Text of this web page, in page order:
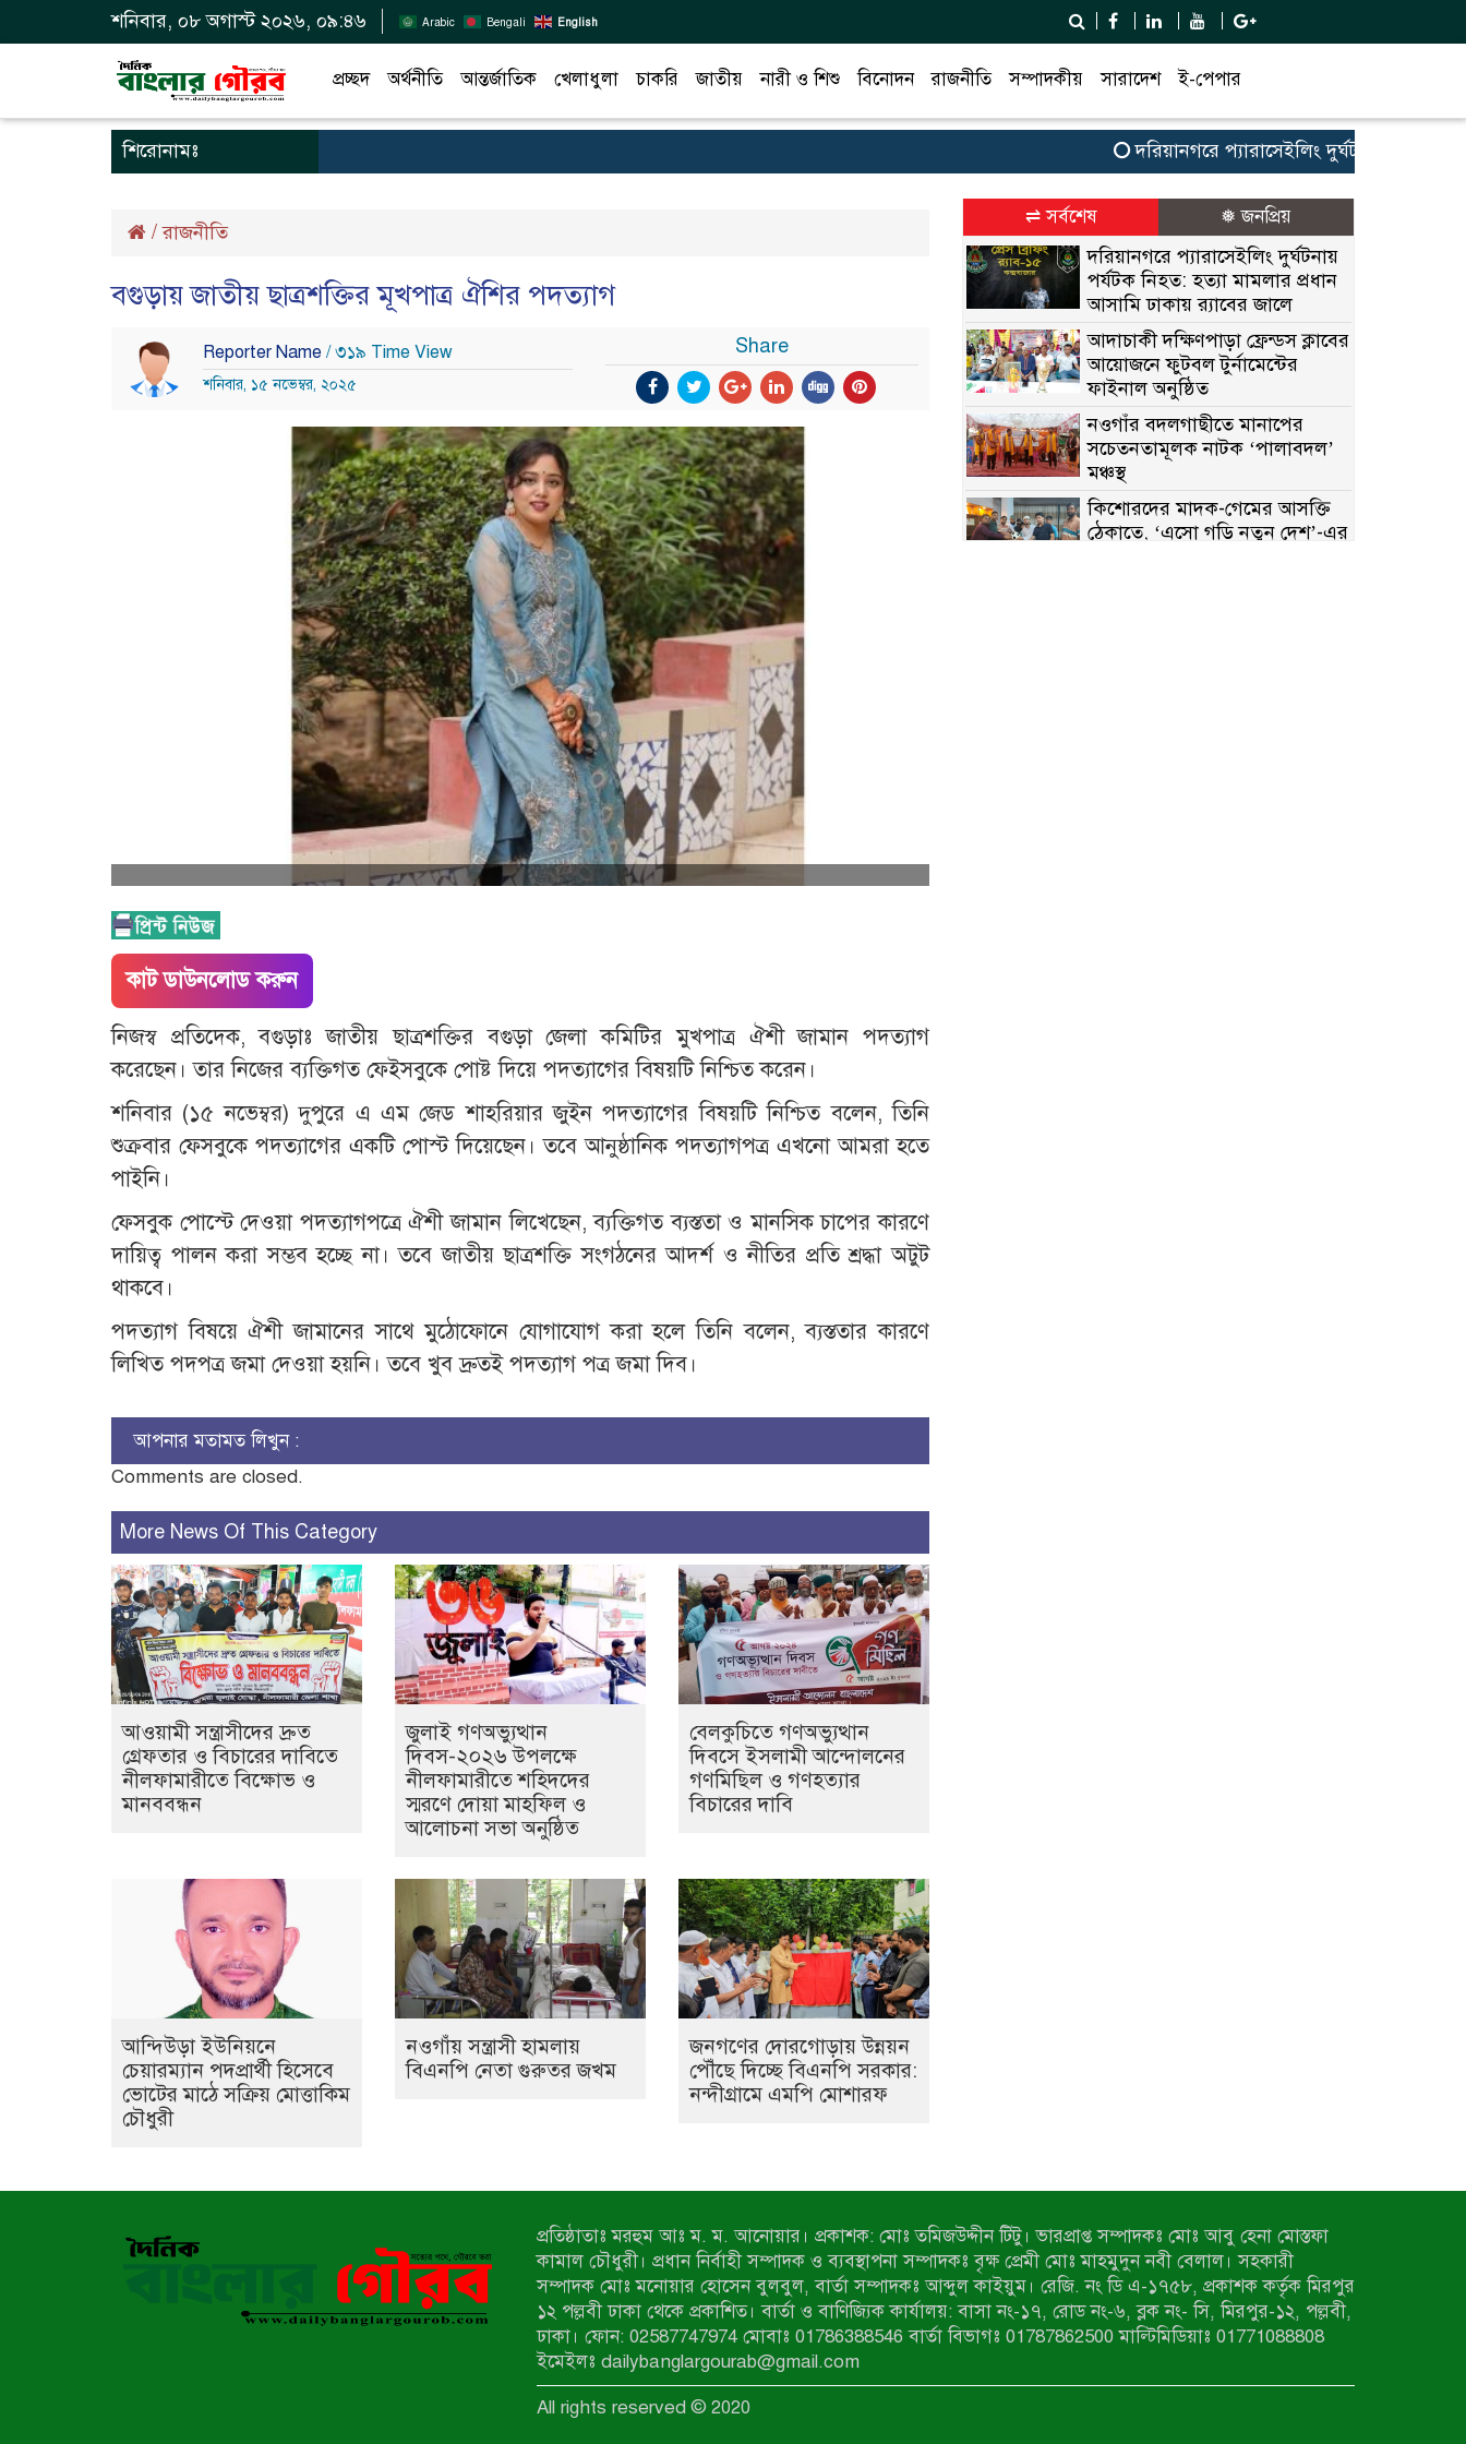
শনিবার, ০৮ অগাস্ট ২০২৬, ০৯:৪৬ Arabic Bengali English
প্রচ্ছদ অর্থনীতি আন্তর্জাতিক খেলাধুলা চাকরি জাতীয় নারী ও শিশু বিনোদন রাজনীতি সম্পাদকীয় সারাদেশ ই-পেপার
শিরোনামঃ দরিয়ানগরে প্যারাসেইলিং দুর্ঘটনায় পর্যটক
/রাজনীতি
বগুড়ায় জাতীয় ছাত্রশক্তির মূখপাত্র ঐশির পদত্যাগ
Reporter Name / ৩১৯ Time View
শনিবার, ১৫ নভেম্বর, ২০২৫
Share
কাট ডাউনলোড করুন
নিজস্ব প্রতিদেক, বগুড়াঃ জাতীয় ছাত্রশক্তির বগুড়া জেলা কমিটির মুখপাত্র ঐশী জামান পদত্যাগ
করেছেন। তার নিজের ব্যক্তিগত ফেইসবুকে পোষ্ট দিয়ে পদত্যাগের বিষয়টি নিশ্চিত করেন।
শনিবার (১৫ নভেম্বর) দুপুরে এ এম জেড শাহরিয়ার জুইন পদত্যাগের বিষয়টি নিশ্চিত বলেন, তিনি
শুক্রবার ফেসবুকে পদত্যাগের একটি পোস্ট দিয়েছেন। তবে আনুষ্ঠানিক পদত্যাগপত্র এখনো আমরা হতে
পাইনি।
ফেসবুক পোস্টে দেওয়া পদত্যাগপত্রে ঐশী জামান লিখেছেন, ব্যক্তিগত ব্যস্ততা ও মানসিক চাপের কারণে
দায়িত্ব পালন করা সম্ভব হচ্ছে না। তবে জাতীয় ছাত্রশক্তি সংগঠনের আদর্শ ও নীতির প্রতি শ্রদ্ধা অটুট
থাকবে।
পদত্যাগ বিষয়ে ঐশী জামানের সাথে মুঠোফোনে যোগাযোগ করা হলে তিনি বলেন, ব্যস্ততার কারণে
লিখিত পদপত্র জমা দেওয়া হয়নি। তবে খুব দ্রুতই পদত্যাগ পত্র জমা দিব।
আপনার মতামত লিখুন :
Comments are closed.
More News Of This Category
আওয়ামী সন্ত্রাসীদের দ্রুত
গ্রেফতার ও বিচারের দাবিতে
নীলফামারীতে বিক্ষোভ ও
মানববন্ধন
জুলাই গণঅভ্যুত্থান
দিবস-২০২৬ উপলক্ষে
নীলফামারীতে শহিদদের
স্মরণে দোয়া মাহফিল ও
আলোচনা সভা অনুষ্ঠিত
বেলকুচিতে গণঅভ্যুত্থান
দিবসে ইসলামী আন্দোলনের
গণমিছিল ও গণহত্যার
বিচারের দাবি
আন্দিউড়া ইউনিয়নে
চেয়ারম্যান পদপ্রার্থী হিসেবে
ভোটের মাঠে সক্রিয় মোত্তাকিম
চৌধুরী
নওগাঁয় সন্ত্রাসী হামলায়
বিএনপি নেতা গুরুতর জখম
জনগণের দোরগোড়ায় উন্নয়ন
পৌঁছে দিচ্ছে বিএনপি সরকার:
নন্দীগ্রামে এমপি মোশারফ
⇌ সর্বশেষ ❅ জনপ্রিয়
দরিয়ানগরে প্যারাসেইলিং দুর্ঘটনায়
পর্যটক নিহত: হত্যা মামলার প্রধান
আসামি ঢাকায় র‌্যাবের জালে
আদাচাকী দক্ষিণপাড়া ফ্রেন্ডস ক্লাবের
আয়োজনে ফুটবল টুর্নামেন্টের
ফাইনাল অনুষ্ঠিত
নওগাঁর বদলগাছীতে মানাপের
সচেতনতামূলক নাটক ‘পালাবদল’
মঞ্চস্থ
কিশোরদের মাদক-গেমের আসক্তি
ঠেকাতে, ‘এসো গড়ি নতুন দেশ’-এর
প্রতিষ্ঠাতাঃ মরহুম আঃ ম. ম. আনোয়ার। প্রকাশক: মোঃ তমিজউদ্দীন টিটু। ভারপ্রাপ্ত সম্পাদকঃ মোঃ আবু হেনা মোস্তফা
কামাল চৌধুরী। প্রধান নির্বাহী সম্পাদক ও ব্যবস্থাপনা সম্পাদকঃ বৃক্ষ প্রেমী মোঃ মাহমুদুন নবী বেলাল। সহকারী
সম্পাদক মোঃ মনোয়ার হোসেন বুলবুল, বার্তা সম্পাদকঃ আব্দুল কাইয়ুম। রেজি. নং ডি এ-১৭৫৮, প্রকাশক কর্তৃক মিরপুর
১২ পল্লবী ঢাকা থেকে প্রকাশিত। বার্তা ও বাণিজ্যিক কার্যালয়: বাসা নং-১৭, রোড নং-৬, ব্লক নং- সি, মিরপুর-১২, পল্লবী,
ঢাকা। ফোন: 02587747974 মোবাঃ 01786388546 বার্তা বিভাগঃ 01787862500 মাল্টিমিডিয়াঃ 01771088808
ইমেইলঃ dailybanglargourab@gmail.com
All rights reserved © 2020